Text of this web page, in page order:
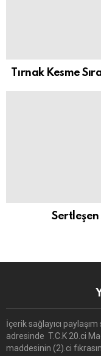
Tırnak Kesme
Sertleşen
İçerik sağlayıcı
adresinde T.C.K 20.ci
maddesinin (2).ci